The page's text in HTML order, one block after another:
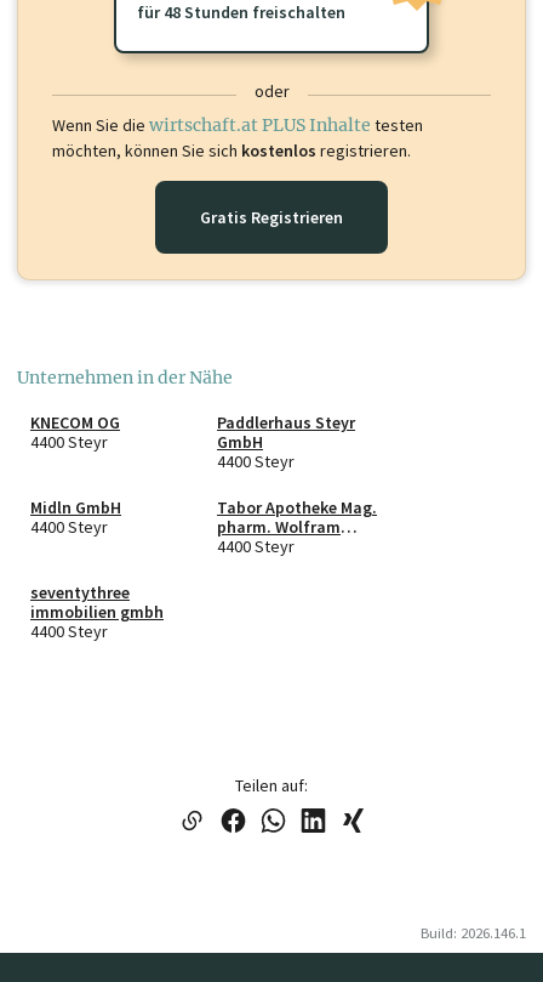
für 48 Stunden freischalten
oder
Wenn Sie die wirtschaft.at PLUS Inhalte testen
möchten, können Sie sich kostenlos registrieren.
Gratis Registrieren
Unternehmen in der Nähe
KNECOM OG
4400 Steyr
Paddlerhaus Steyr
GmbH
4400 Steyr
Midln GmbH
4400 Steyr
Tabor Apotheke Mag.
pharm. Wolfram
Schaden KG
4400 Steyr
seventythree
immobilien gmbh
4400 Steyr
Teilen auf:
Build: 2026.146.1